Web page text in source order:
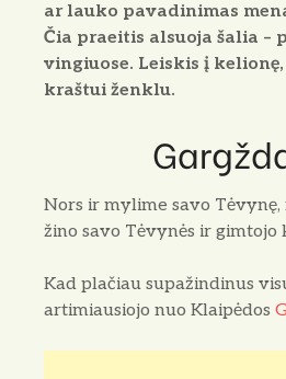
ar lauko pavadinimas
Čia praeitis alsuoja šalia –
vingiuose. Leiskis į
kraštui ženklu.
Nors ir mylime savo
žino savo Tėvynės ir
Kad plačiau supažindinus
artimiausiojo nuo Klaipėdos